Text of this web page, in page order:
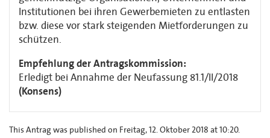
Institutionen bei ihren Gewerbemieten zu entlasten
bzw. diese vor stark steigenden Mietforderungen zu
schützen.
Empfehlung der Antragskommission:
Erledigt bei Annahme der Neufassung 81.1/II/2018
(Konsens)
This Antrag was published on Freitag, 12. Oktober 2018 at 10:20.